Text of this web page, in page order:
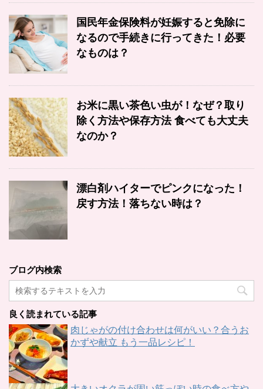
国民年金保険料が妊娠すると免除に
なるので手続きに行ってきた！必要
なものは？
お米に黒い茶色い虫が！なぜ？取り
除く方法や保存方法 食べても大丈夫
なのか？
漂白剤ハイターでピンクになった！
戻す方法！落ちない時は？
ブログ内検索
良く読まれている記事
肉じゃがの付け合わせは何がいい？合うお
かずや献立 もう一品レシピ！